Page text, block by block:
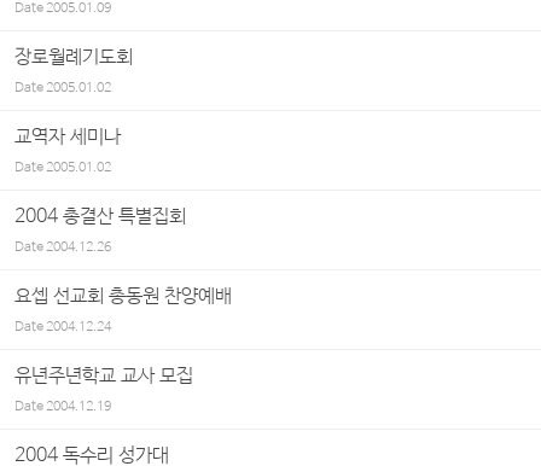
Date2005.01.09
장로월례기도회
Date2005.01.02
교역자 세미나
Date2005.01.02
2004 총결산 특별집회
Date2004.12.26
요셉 선교회 총동원 찬양예배
Date2004.12.24
유년주년학교 교사 모집
Date2004.12.19
2004 독수리 성가대